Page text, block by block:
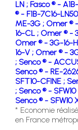
LN ; Fasco ® -
® - F1B-7C16-
ME-3G ; Omer ®
16-CL ; Omer ® -
Omer ® - 3G-16-
16-V ; Omer ® -
; Senco ® -
Senco ® - RE-
SFT10-CFINE ;
; Senco ® -
Senco ® - SFW10
* Economie
en France